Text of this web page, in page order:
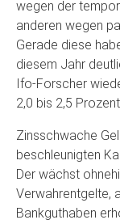
wegen der
anderen wegen
Gerade diese
diesem Jahr
Ifo-Forscher
2,0 bis 2,5
Zinsschwache
beschleunigten
Der wächst
Verwahrentgelte,
Bankguthaben